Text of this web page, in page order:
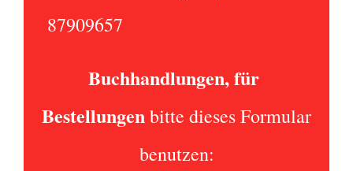
87909657
Buchhandlungen, für
Bestellungenbitte dieses Formular
benutzen: